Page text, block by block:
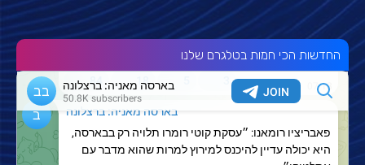
החדשות הכי חמות בטלגרם שלנו